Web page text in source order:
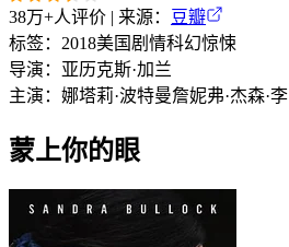
38万+人评价 | 来源：
豆瓣
标签： 2018美国 剧情科幻惊悚
导演： 亚历克斯·加兰
主演： 娜塔莉·波特曼詹妮弗·杰森·李
蒙上你的眼